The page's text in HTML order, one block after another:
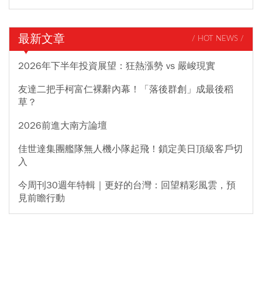
最新文章 / HOT NEWS /
2026年下半年投資展望：狂熱漲勢 vs 嚴峻現實
友達二把手柯富仁裸辭內幕！「落後群創」成最後稻
草？
2026前進大南方論壇
佳世達集團艦隊無人機小隊起飛！鎖定美日頂級客戶切
入
今周刊30週年特輯｜更好的台灣：回望精彩風雲，預
見前瞻行動